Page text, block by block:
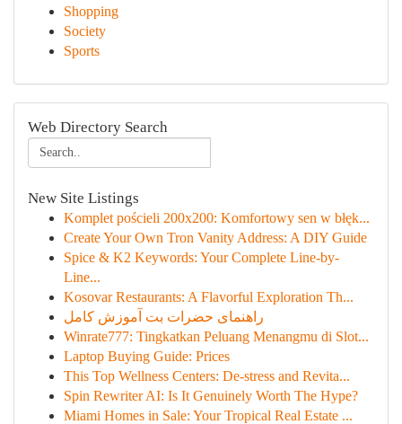
Shopping
Society
Sports
Web Directory Search
New Site Listings
Komplet pościeli 200x200: Komfortowy sen w błęk...
Create Your Own Tron Vanity Address: A DIY Guide
Spice & K2 Keywords: Your Complete Line-by-
Line...
Kosovar Restaurants: A Flavorful Exploration Th...
راهنمای حضرات بت آموزش کامل
Winrate777: Tingkatkan Peluang Menangmu di Slot...
Laptop Buying Guide: Prices
This Top Wellness Centers: De-stress and Revita...
Spin Rewriter AI: Is It Genuinely Worth The Hype?
Miami Homes in Sale: Your Tropical Real Estate ...